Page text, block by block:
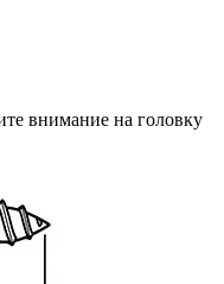
внимание на головку